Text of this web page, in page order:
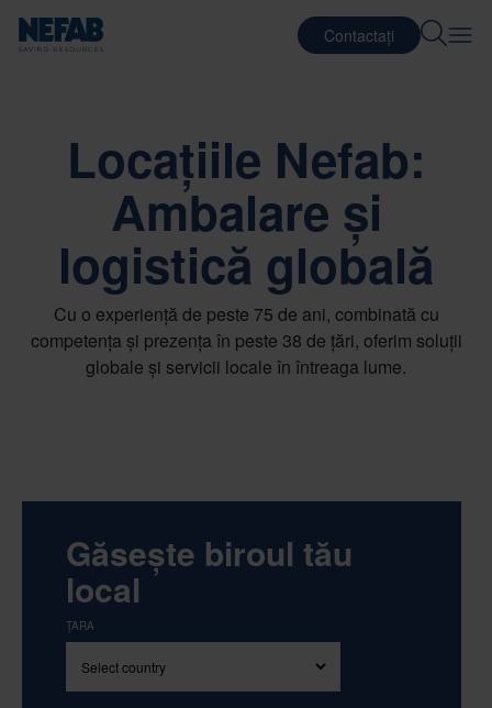
Contactați
Locațiile Nefab:
Ambalare și
logistică globală
Cu o experiență de peste 75 de ani, combinată cu
competența și prezența în peste 38 de țări, oferim soluții
globale și servicii locale în întreaga lume.
Găsește biroul tău
local
ȚARA